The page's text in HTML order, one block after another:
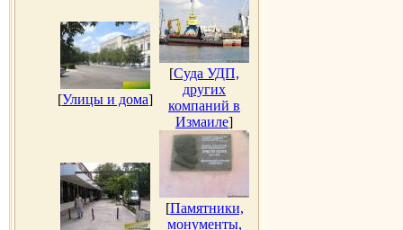
[Улицы и дома]
[Суда УДП,
других
компаний в
Измаиле]
[Памятники,
монументы,